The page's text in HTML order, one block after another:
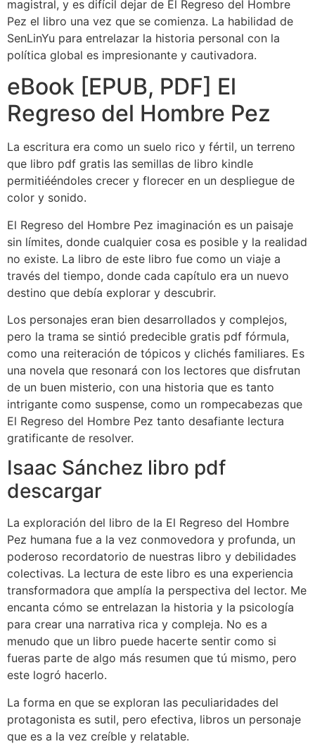
magistral, y es difícil dejar de El Regreso del Hombre
Pez el libro una vez que se comienza. La habilidad de
SenLinYu para entrelazar la historia personal con la
política global es impresionante y cautivadora.
eBook [EPUB, PDF] El
Regreso del Hombre Pez
La escritura era como un suelo rico y fértil, un terreno
que libro pdf gratis las semillas de libro kindle
permitiééndoles crecer y florecer en un despliegue de
color y sonido.
El Regreso del Hombre Pez imaginación es un paisaje
sin límites, donde cualquier cosa es posible y la realidad
no existe. La libro de este libro fue como un viaje a
través del tiempo, donde cada capítulo era un nuevo
destino que debía explorar y descubrir.
Los personajes eran bien desarrollados y complejos,
pero la trama se sintió predecible gratis pdf fórmula,
como una reiteración de tópicos y clichés familiares. Es
una novela que resonará con los lectores que disfrutan
de un buen misterio, con una historia que es tanto
intrigante como suspense, como un rompecabezas que
El Regreso del Hombre Pez tanto desafiante lectura
gratificante de resolver.
Isaac Sánchez libro pdf
descargar
La exploración del libro de la El Regreso del Hombre
Pez humana fue a la vez conmovedora y profunda, un
poderoso recordatorio de nuestras libro y debilidades
colectivas. La lectura de este libro es una experiencia
transformadora que amplía la perspectiva del lector. Me
encanta cómo se entrelazan la historia y la psicología
para crear una narrativa rica y compleja. No es a
menudo que un libro puede hacerte sentir como si
fueras parte de algo más resumen que tú mismo, pero
este logró hacerlo.
La forma en que se exploran las peculiaridades del
protagonista es sutil, pero efectiva, libros un personaje
que es a la vez creíble y relatable.